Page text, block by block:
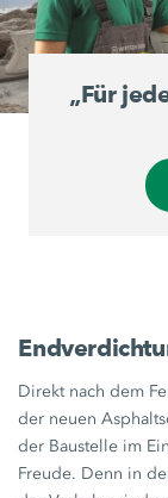
„Für
Direkt nach dem
der neuen
der Baustelle im
Freude. Denn in